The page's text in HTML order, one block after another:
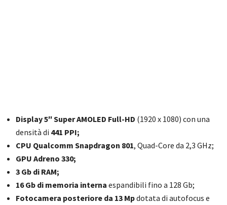
Display 5″ Super AMOLED Full-HD (1920 x 1080) con una
densità di 441 PPI;
CPU Qualcomm Snapdragon 801, Quad-Core da 2,3 GHz;
GPU Adreno 330;
3 Gb di RAM;
16 Gb di memoria interna espandibili fino a 128 Gb;
Fotocamera posteriore da 13 Mpdotata di autofocus e